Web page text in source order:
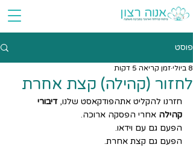
פוסט
לחזור (קהילה) קצת אחרת
8 ביולי זמן קריאה 5 דקות
חזרנו להקליט אתהפודקאסט שלנו, דיבורי
קהילה אחרי הפסקה ארוכה.
הפעם גם עם וידאו.
הפעם גם קצת אחרת.